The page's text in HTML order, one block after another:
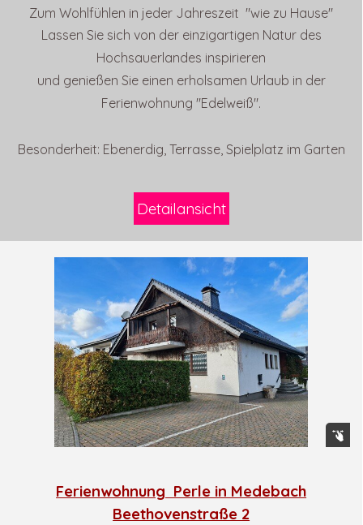
Zum Wohlfühlen in jeder Jahreszeit "wie zu Hause"
Lassen Sie sich von der einzigartigen Natur des
Hochsauerlandes inspirieren
und genießen Sie einen erholsamen Urlaub in der
Ferienwohnung "Edelweiß".
Besonderheit: Ebenerdig, Terrasse, Spielplatz im Garten
Detailansicht
Ferienwohnung Perle in Medebach
Beethovenstraße 2